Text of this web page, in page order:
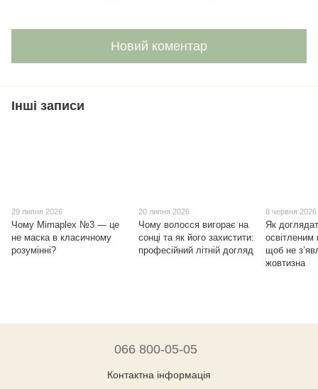
Новий коментар
Інші записи
29 липня 2026
Чому Mimaplex №3 — це
не маска в класичному
розумінні?
20 липня 2026
Чому волосся вигорає на
сонці та як його захистити:
професійний літній догляд
8 червня 2026
Як
щоб не
жовтизна
066 800-05-05
Контактна інформація